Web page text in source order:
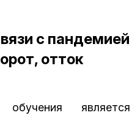
с пандемией
отток
является